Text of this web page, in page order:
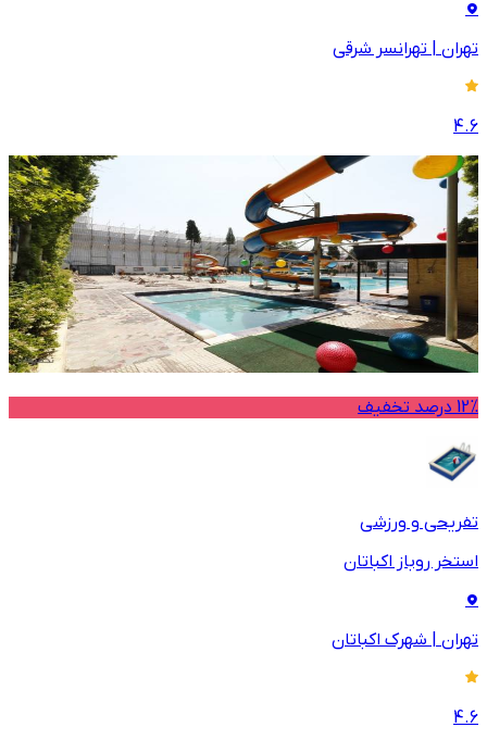
تهران | تهرانسر شرقی
4.6
12% درصد تخفیف
تفریحی و ورزشی
استخر روباز اکباتان
تهران | شهرک اکباتان
4.6